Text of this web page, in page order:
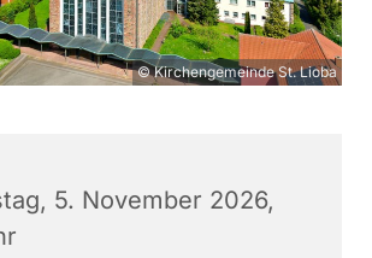
© Kirchengemeinde St. Lioba
5. November 2026,